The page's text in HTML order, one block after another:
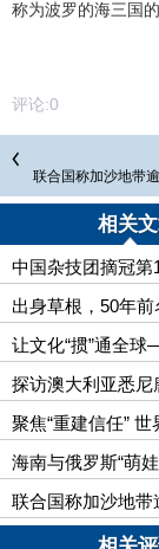
称为波罗的海三国
评论:0
联合国称加沙地带
相关
中国杂技团摘冠
出身草根，50年
终成，被誉为当
让文化“掼”通全
务业掼牌邀请赛在
探访澳大利亚悉尼
聚焦“重建信任”
海南与俄罗斯“萌
联合国称加沙地